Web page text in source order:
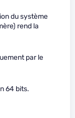
du système
rend la
par le
64 bits.